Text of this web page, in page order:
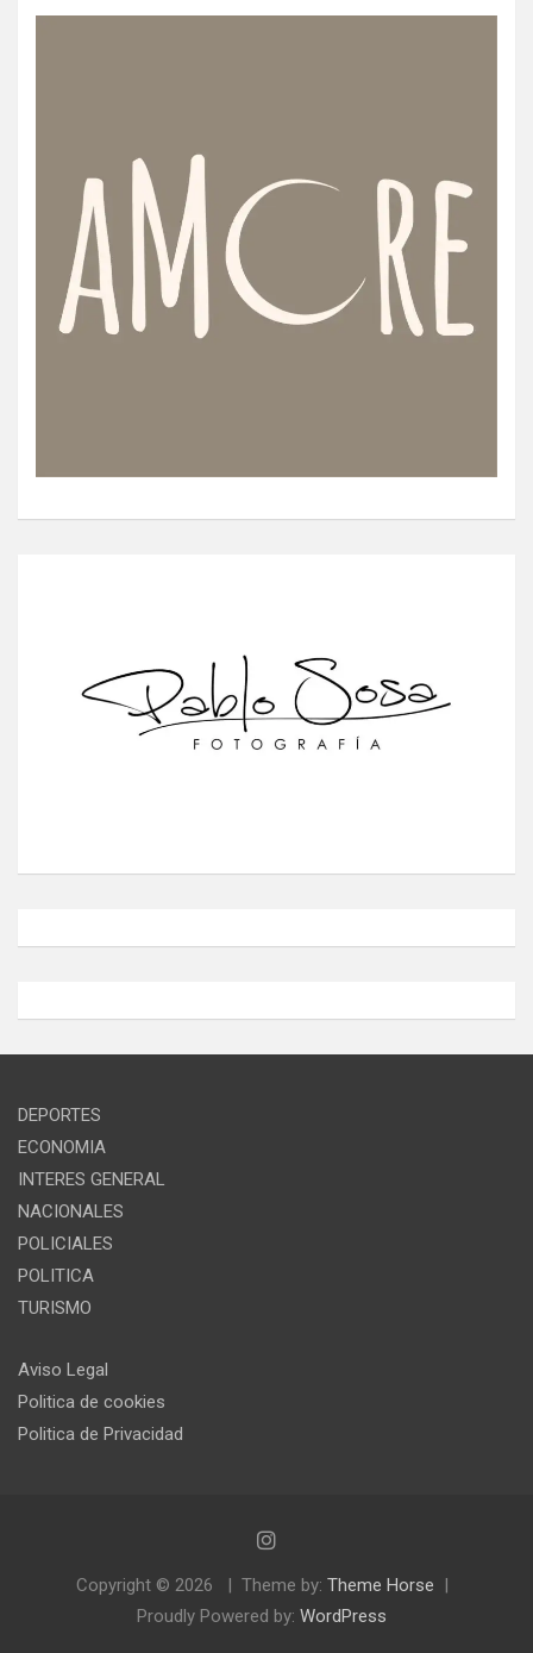
DEPORTES
ECONOMIA
INTERES GENERAL
NACIONALES
POLICIALES
POLITICA
TURISMO
Aviso Legal
Politica de cookies
Politica de Privacidad
Copyright © 2026 Theme by: Theme Horse
Proudly Powered by: WordPress